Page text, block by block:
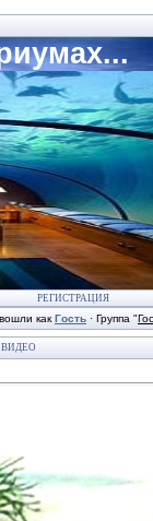
РЕГИСТРАЦИЯ
как Гость · Группа "
ВИДЕО